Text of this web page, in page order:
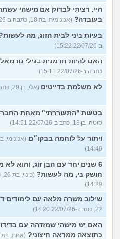
היי. רציתי לבדוק אם מישהי
בעובדה? (אנונימית, בת 18, כתבה ב-22/07/26 15:31)
בעיות ביני לבית הזוג, מה
ב-22/07/26 15:22)
האם להיות חרמנית בגילי
כתבה ב-22/07/26 15:11)
לא משלמת בדייטים (אלי, בן 29, כתב ב-22/07/26 15:00)
בטעות "התעוררתי" מאחת
סוטה, בן 18, כתב ב-22/07/26 14:51)
ויתור על לוחמה בבקו״ם
14:40)
6 שנים יחד עם הבן זוג, והוא לא
חושק בי, מה לעשות?
14:29)
שילוב משרה מלאה עם לימודים
22, כתב ב-22/07/26 14:20)
האם יש מישהי שמזדהה עם
כתוצאה ממראה חיצוני?